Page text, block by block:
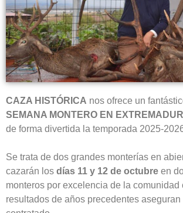
CAZA HISTÓRICA nos ofrece un
SEMANA MONTERO EN
de forma divertida la temporada 2025-
Se trata de dos grandes monterías en
cazarán los días 11 y 12 de octubre en
monteros por excelencia de la comunidad
resultados de años precedentes